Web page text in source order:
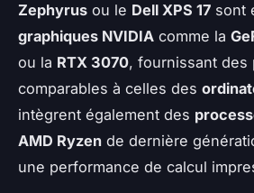
Zephyrus ou le Dell XPS 17 sont
graphiques NVIDIA comme la
ou la RTX 3070, fournissant des
comparables à celles des
intègrent également des
AMD Ryzen de dernière
une performance de calcul